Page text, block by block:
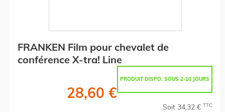
FRANKEN Film pour chevalet de
conférence X-tra! Line
PRODUIT DISPO. SOUS 2-10 JOURS
28,60 €
Soit 34,32 € TTC